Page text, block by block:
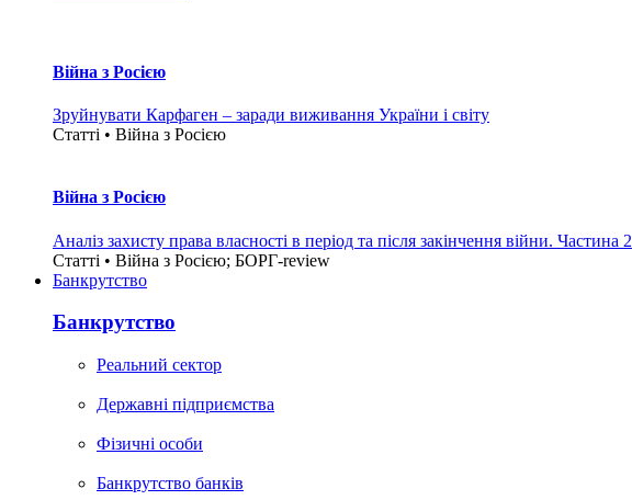
Війна з Росією
Зруйнувати Карфаген – заради виживання України і світу
Статті • Війна з Росією
Війна з Росією
Аналіз захисту права власності в період та після закінчення війни. Частина 2
Статті • Війна з Росією; БОРГ-review
Банкрутство
Банкрутство
Реальний сектор
Державні підприємства
Фізичні особи
Банкрутство банків